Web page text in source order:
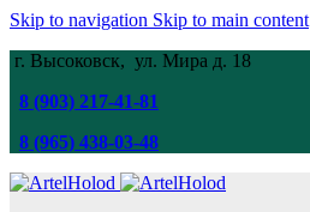
Skip to navigation Skip to main content
г. Высоковск, ул. Мира д. 18
8 (903) 217-41-81
8 (965) 438-03-48